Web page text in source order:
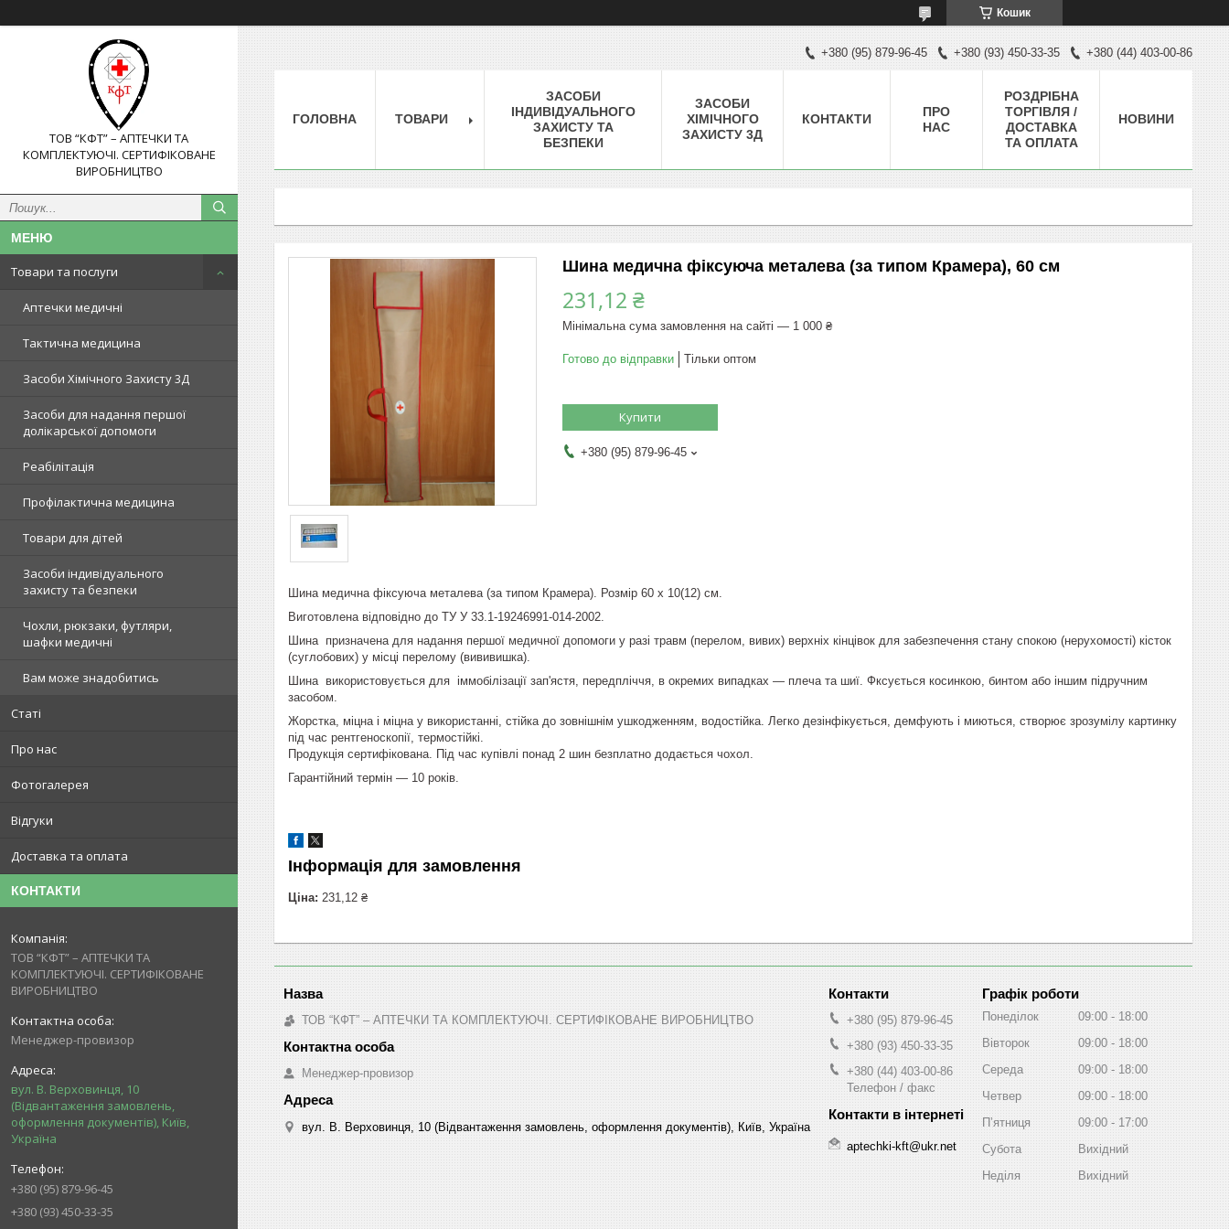
Кошик
ТОВ “КФТ” – АПТЕЧКИ ТА
КОМПЛЕКТУЮЧІ. СЕРТИФІКОВАНЕ
ВИРОБНИЦТВО
Товари та послуги
Аптечки медичні
Тактична медицина
Засоби Хімічного Захисту 3Д
Засоби для надання першої
долікарської допомоги
Реабілітація
Профілактична медицина
Товари для дітей
Засоби індивідуального
захисту та безпеки
Чохли, рюкзаки, футляри,
шафки медичні
Вам може знадобитись
Статі
Про нас
Фотогалерея
Відгуки
Доставка та оплата
КОНТАКТИ
ТОВ “КФТ” – АПТЕЧКИ ТА
КОМПЛЕКТУЮЧІ. СЕРТИФІКОВАНЕ
ВИРОБНИЦТВО
Менеджер-провизор
вул. В. Верховинця, 10
(Відвантаження замовлень,
оформлення документів), Київ,
Україна
+380 (95) 879-96-45
+380 (93) 450-33-35
+380 (95) 879-96-45 +380 (93) 450-33-35 +380 (44) 403-00-86
ГОЛОВНА ТОВАРИ
ЗАСОБИ
ІНДИВІДУАЛЬНОГО
ЗАХИСТУ ТА
БЕЗПЕКИ
ЗАСОБИ
ХІМІЧНОГО
ЗАХИСТУ 3Д
КОНТАКТИ
ПРО
НАС
РОЗДРІБНА
ТОРГІВЛЯ /
ДОСТАВКА
ТА ОПЛАТА
НОВИНИ
Шина медична фіксуюча металева (за типом Крамера), 60 см
231,12 ₴
Мінімальна сума замовлення на сайті — 1 000 ₴
Готово до відправки Тільки оптом
Купити
+380 (95) 879-96-45
Шина медична фіксуюча металева (за типом Крамера). Розмір 60 х 10(12) см.
Виготовлена відповідно до ТУ У 33.1-19246991-014-2002.
Шина призначена для надання першої медичної допомоги у разі травм (перелом, вивих) верхніх кінцівок для забезпечення стану спокою (нерухомості) кісток
(суглобових) у місці перелому (вививишка).
Шина використовується для іммобілізації зап'ястя, передпліччя, в окремих випадках — плеча та шиї. Фксується косинкою, бинтом або іншим підручним
засобом.
Жорстка, міцна і міцна у використанні, стійка до зовнішнім ушкодженням, водостійка. Легко дезінфікується, демфують і миються, створює зрозумілу картинку
під час рентгеноскопії, термостійкі.
Продукція сертифікована. Під час купівлі понад 2 шин безплатно додається чохол.
Гарантійний термін — 10 років.
Інформація для замовлення
Ціна: 231,12 ₴
ТОВ “КФТ” – АПТЕЧКИ ТА КОМПЛЕКТУЮЧІ. СЕРТИФІКОВАНЕ ВИРОБНИЦТВО
Менеджер-провизор
вул. В. Верховинця, 10 (Відвантаження замовлень, оформлення документів), Київ, Україна
+380 (95) 879-96-45
+380 (93) 450-33-35
+380 (44) 403-00-86
Телефон / факс
aptechki-kft@ukr.net
Графік роботи
Понеділок 09:00
18:00
Вівторок
09:00
18:00
Середа
09:00
18:00
Четвер
09:00
18:00
Пʼятниця
09:00
17:00
Субота
Вихідний
Неділя
Вихідний